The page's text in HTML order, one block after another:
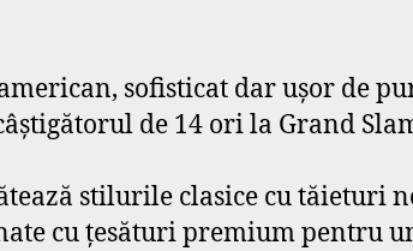
sofisticat dar uşor de
de 14 ori la Grand
stilurile clasice cu tăieturi
cu ţesături premium pentru